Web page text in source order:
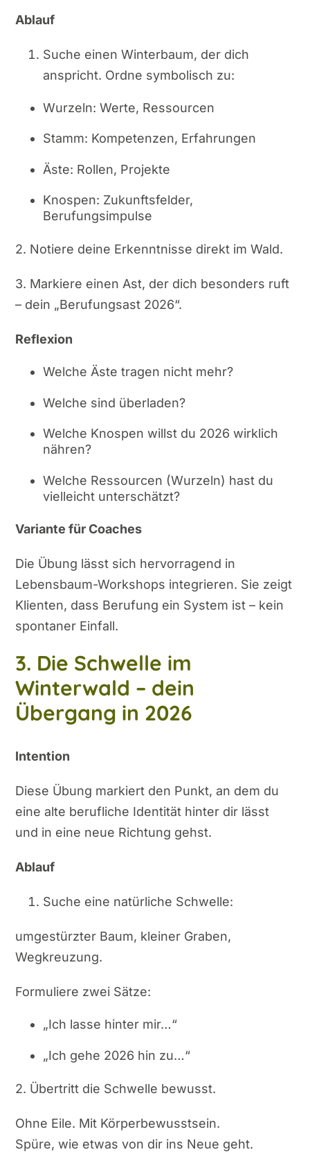
Ablauf
Suche einen Winterbaum, der dich
anspricht. Ordne symbolisch zu:
Wurzeln: Werte, Ressourcen
Stamm: Kompetenzen, Erfahrungen
Äste: Rollen, Projekte
Knospen: Zukunftsfelder,
Berufungsimpulse
2. Notiere deine Erkenntnisse direkt im Wald.
3. Markiere einen Ast, der dich besonders ruft
– dein „Berufungsast 2026“.
Reflexion
Welche Äste tragen nicht mehr?
Welche sind überladen?
Welche Knospen willst du 2026 wirklich
nähren?
Welche Ressourcen (Wurzeln) hast du
vielleicht unterschätzt?
Variante für Coaches
Die Übung lässt sich hervorragend in
Lebensbaum-Workshops integrieren. Sie zeigt
Klienten, dass Berufung ein System ist – kein
spontaner Einfall.
3. Die Schwelle im
Winterwald – dein
Übergang in 2026
Intention
Diese Übung markiert den Punkt, an dem du
eine alte berufliche Identität hinter dir lässt
und in eine neue Richtung gehst.
Ablauf
Suche eine natürliche Schwelle:
umgestürzter Baum, kleiner Graben,
Wegkreuzung.
Formuliere zwei Sätze:
„Ich lasse hinter mir…“
„Ich gehe 2026 hin zu…“
2. Übertritt die Schwelle bewusst.
Ohne Eile. Mit Körperbewusstsein.
Spüre, wie etwas von dir ins Neue geht.